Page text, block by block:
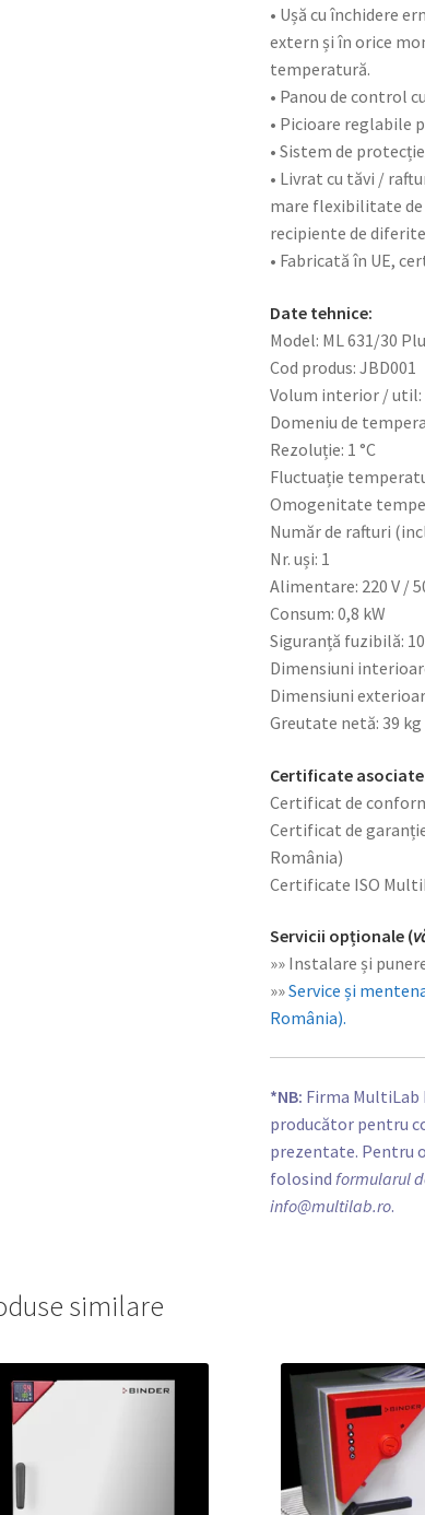
• Ușă cu închidere
extern și în orice
temperatură.
• Panou de control
• Picioare reglabile
• Sistem de
• Livrat cu tăvi /
mare flexibilitate
recipiente de
• Fabricată în UE,
Date tehnice:
Model: ML 631/30
Cod produs: JBD001
Volum interior / util:
Domeniu de
Rezoluție: 1 °C
Fluctuație
Omogenitate
Număr de rafturi
Nr. uși: 1
Alimentare: 220 V /
Consum: 0,8 kW
Siguranță fuzibilă:
Dimensiuni
Dimensiuni
Greutate netă: 39 kg
Certificate
Certificat de
Certificat de
România)
Certificate ISO
Servicii opționale (
»» Instalare și
»»Service și
România).
*NB: Firma
producător pentru
prezentate. Pentru
folosind formularul
info@multilab.ro.
similare